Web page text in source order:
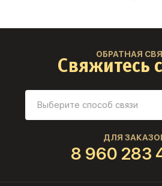
ОБРАТНАЯ
Свяжитесь
ДЛЯ
8 960 283